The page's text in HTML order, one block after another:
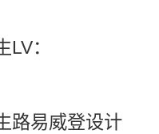
LV：
路易威登设计